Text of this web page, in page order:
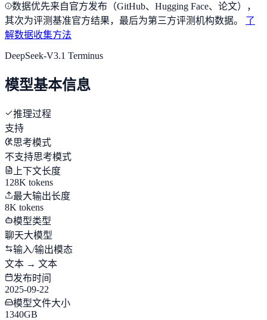
数据优先来自官方发布（GitHub、Hugging Face、论文），
其次为评测基准官方结果，最后为第三方评测机构数据。
了
解数据收集方法
DeepSeek-V3.1 Terminus
模型基本信息
推理过程
支持
思考模式
不支持思考模式
上下文长度
128K tokens
最大输出长度
8K tokens
模型类型
聊天大模型
输入/输出模态
文本 → 文本
发布时间
2025-09-22
模型文件大小
1340GB